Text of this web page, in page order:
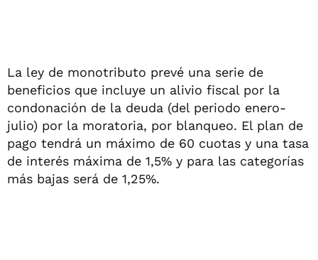
La ley de monotributo prevé una serie de
beneficios que incluye un alivio fiscal por la
condonación de la deuda (del periodo enero-
julio) por la moratoria, por blanqueo. El plan de
pago tendrá un máximo de 60 cuotas y una tasa
de interés máxima de 1,5% y para las categorías
más bajas será de 1,25%.